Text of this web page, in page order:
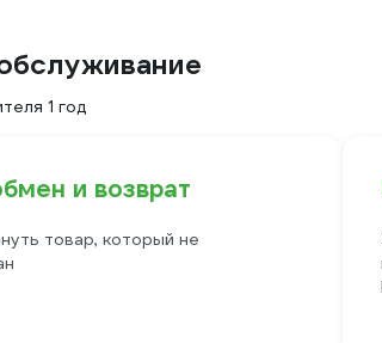
1 год
и возврат
товар, который не